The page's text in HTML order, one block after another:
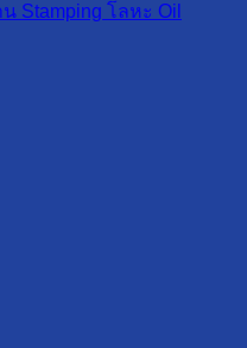
Stamping โลหะ Oil